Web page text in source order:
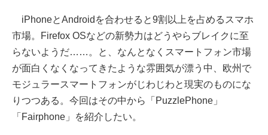
iPhoneとAndroidを合わせると9割以上を占めるスマホ
市場。Firefox OSなどの新勢力はどうやらブレイクに至
らないようだ……。と、なんとなくスマートフォン市場
が面白くなくなってきたような雰囲気が漂う中、欧州で
モジュラースマートフォンがじわじわと現実のものにな
りつつある。今回はその中から「PuzzlePhone」
「Fairphone」を紹介したい。